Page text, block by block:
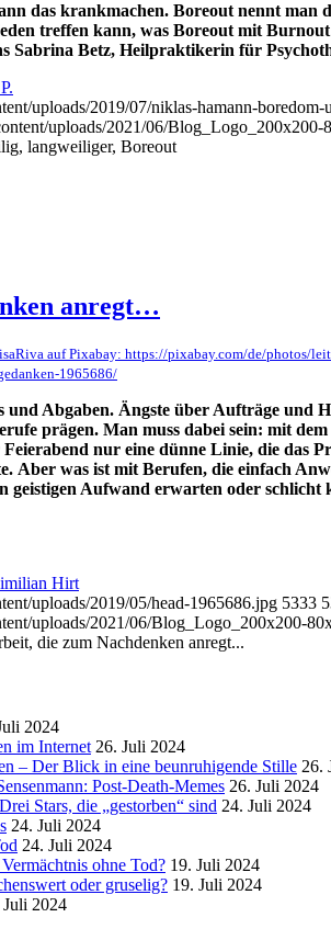
das krankmachen. Boreout nennt man
treffen kann, was Boreout mit
Sabrina Betz, Heilpraktikerin für
uploads/2019/07/niklas-hamann-boredom-
uploads/2021/06/Blog_Logo_200x200-
langweiliger, Boreout
anregt…
auf Pixabay: https://pixabay.com/de/photos/
1965686/
und Abgaben. Ängste über Aufträge und
prägen. Man muss dabei sein: mit
nur eine dünne Linie, die das
Aber was ist mit Berufen, die einfach
geistigen Aufwand erwarten oder schlicht
Hirt
uploads/2019/05/head-1965686.jpg 5333
uploads/2021/06/Blog_Logo_200x200-
die zum Nachdenken anregt...
2024
im Internet 26. Juli 2024
– Der Blick in eine beunruhigende Stille 26.
Post-Death-Memes 26. Juli 2024
Stars, die „gestorben“ sind 24. Juli 2024
24. Juli 2024
24. Juli 2024
ohne Tod? 19. Juli 2024
oder gruselig? 19. Juli 2024
Juli 2024